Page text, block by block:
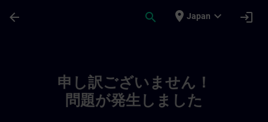
arrow_back search place Japan expand_more login
申し訳ございません！
問題が発生しました